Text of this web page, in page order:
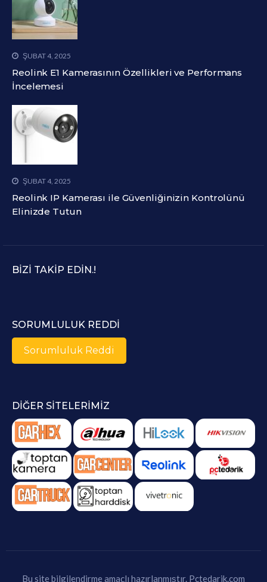
ŞUBAT 4, 2025
Reolink E1 Kamerasının Özellikleri ve Performans
İncelemesi
ŞUBAT 4, 2025
Reolink IP Kamerası ile Güvenliğinizin Kontrolünü
Elinizde Tutun
BIZI TAKIP EDIN.!
SORUMLULUK REDDI
Sorumluluk Reddi
DIĞER SITELERIMIZ
Bu site bilgilendirme amaçlı hazırlanmıştır. Pctedarik.com